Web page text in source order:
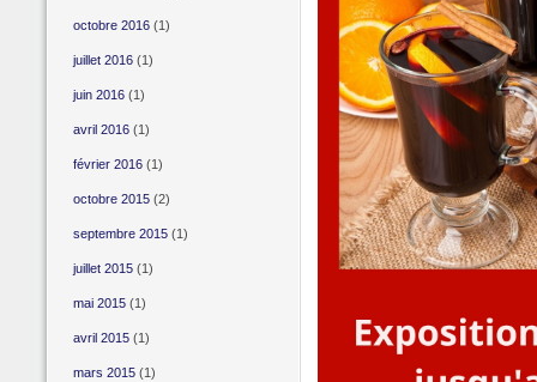
octobre 2016(1)
juillet 2016(1)
juin 2016(1)
avril 2016(1)
février 2016(1)
octobre 2015(2)
septembre 2015(1)
juillet 2015(1)
mai 2015(1)
avril 2015(1)
mars 2015(1)